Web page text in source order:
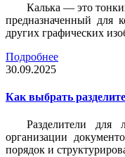
Калька — это
предназначенный для
других графических
Подробнее
30.09.2025
Как выбрать
Разделители
организации
порядок и